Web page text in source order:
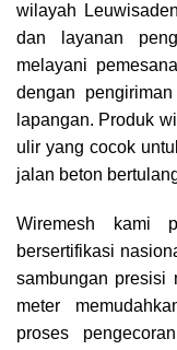
wilayah
dan layanan
melayani
dengan
lapangan. Produk
ulir yang cocok
jalan beton
Wiremesh kami
bersertifikasi
sambungan presisi
meter
proses